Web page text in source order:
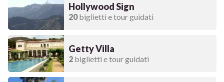
Hollywood Sign
20biglietti e tour guidati
Getty Villa
2biglietti e tour guidati